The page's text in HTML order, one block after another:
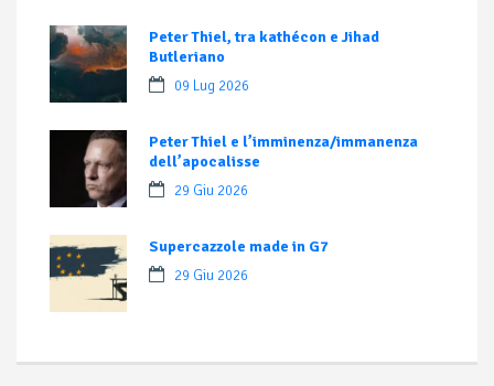
Peter Thiel, tra kathécon e Jihad
Butleriano
09 Lug 2026
Peter Thiel e l’imminenza/immanenza
dell’apocalisse
29 Giu 2026
Supercazzole made in G7
29 Giu 2026